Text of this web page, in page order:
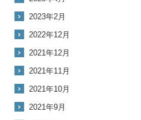
2023年2月
2022年12月
2021年12月
2021年11月
2021年10月
2021年9月